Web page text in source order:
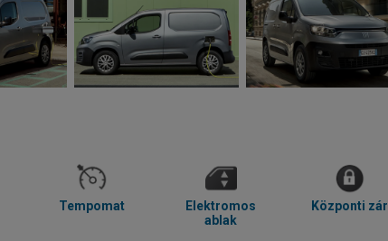
Tempomat
Elektromos
ablak
Központi zár